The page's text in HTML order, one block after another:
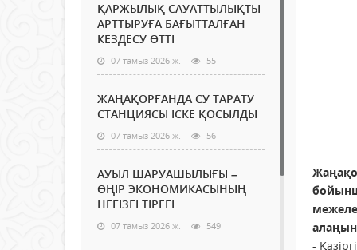
ҚАРЖЫЛЫҚ САУАТТЫЛЫҚТЫ
АРТТЫРУҒА БАҒЫТТАЛҒАН
КЕЗДЕСУ ӨТТІ
07 тамыз 2026 ж. 55
ЖАҢАҚОРҒАНДА СУ ТАРАТУ
СТАНЦИЯСЫ ІСКЕ ҚОСЫЛДЫ
07 тамыз 2026 ж. 56
АУЫЛ ШАРУАШЫЛЫҒЫ –
ӨҢІР ЭКОНОМИКАСЫНЫҢ
НЕГІЗГІ ТІРЕГІ
07 тамыз 2026 ж. 549
-